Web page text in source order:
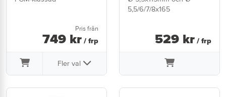
Pris från
749 kr / frp
Fler val
5,5/6/7/8x165
529 kr / frp